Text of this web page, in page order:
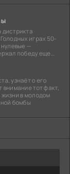
играх 50-
—
победу еще
узнаёт о его
внимание тот факт,
в молодом
бомбы